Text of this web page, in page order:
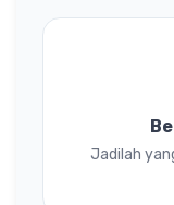
Jadilah